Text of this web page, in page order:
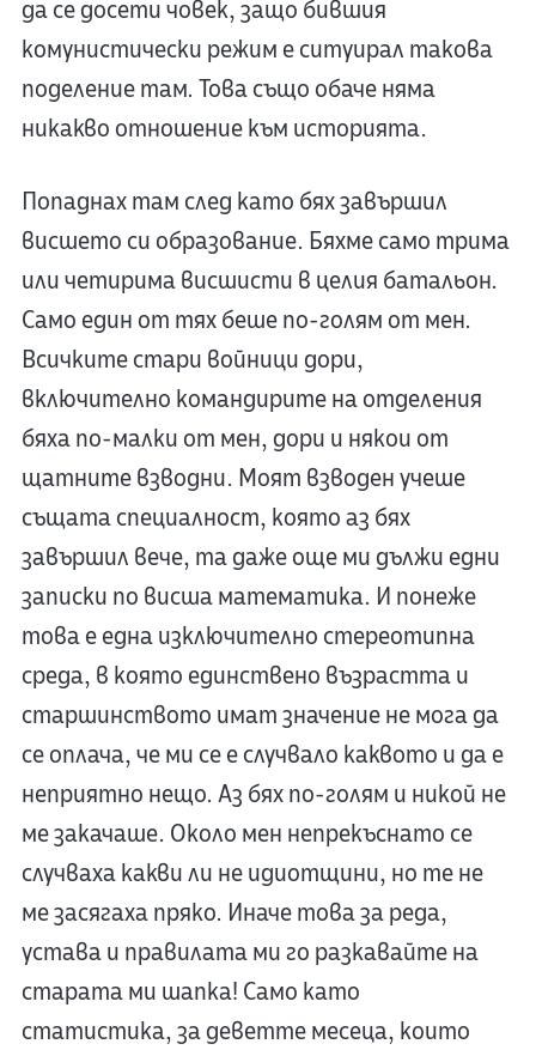
да се досети човек, защо бившия
комунистически режим е ситуирал такова
поделение там. Това също обаче няма
никакво отношение към историята.
Попаднах там след като бях завършил
висшето си образование. Бяхме само трима
или четирима висшисти в целия батальон.
Само един от тях беше по-голям от мен.
Всичките стари войници дори,
включително командирите на отделения
бяха по-малки от мен, дори и някои от
щатните взводни. Моят взводен учеше
същата специалност, която аз бях
завършил вече, та даже още ми дължи едни
записки по висша математика. И понеже
това е една изключително стереотипна
среда, в която единствено възрастта и
старшинството имат значение не мога да
се оплача, че ми се е случвало каквото и да е
неприятно нещо. Аз бях по-голям и никой не
ме закачаше. Около мен непрекъснато се
случваха какви ли не идиотщини, но те не
ме засягаха пряко. Иначе това за реда,
устава и правилата ми го разкавайте на
старата ми шапка! Само като
статистика, за деветте месеца, които